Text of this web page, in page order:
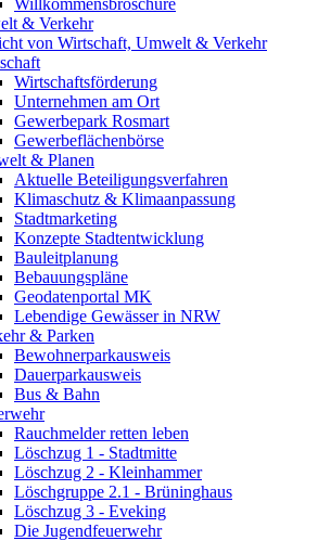
Willkommensbroschüre
& Verkehr
von Wirtschaft, Umwelt & Verkehr
Wirtschaftsförderung
Unternehmen am Ort
Gewerbepark Rosmart
Gewerbeflächenbörse
& Planen
Aktuelle Beteiligungsverfahren
Klimaschutz & Klimaanpassung
Stadtmarketing
Konzepte Stadtentwicklung
Bauleitplanung
Bebauungspläne
Geodatenportal MK
Lebendige Gewässer in NRW
& Parken
Bewohnerparkausweis
Dauerparkausweis
Bus & Bahn
Rauchmelder retten leben
Löschzug 1 - Stadtmitte
Löschzug 2 - Kleinhammer
Löschgruppe 2.1 - Brüninghaus
Löschzug 3 - Eveking
Die Jugendfeuerwehr